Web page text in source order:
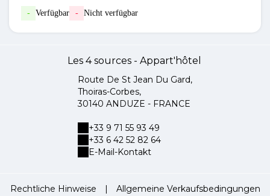
- Verfügbar - Nicht verfügbar
Les 4 sources - Appart'hôtel
Route De St Jean Du Gard,
Thoiras-Corbes,
30140 ANDUZE - FRANCE
+33 9 71 55 93 49
+33 6 42 52 82 64
E-Mail-Kontakt
Rechtliche Hinweise | Allgemeine Verkaufsbedingungen